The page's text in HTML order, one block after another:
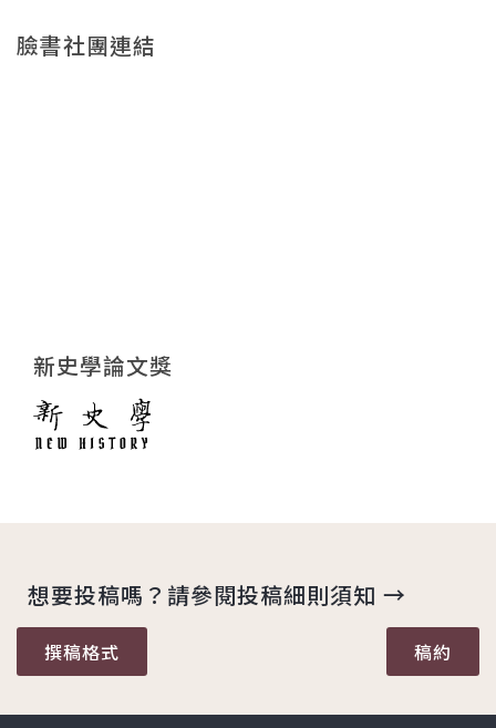
臉書社團連結
新史學論文獎
想要投稿嗎？請參閱投稿細則須知 →
撰稿格式 稿約